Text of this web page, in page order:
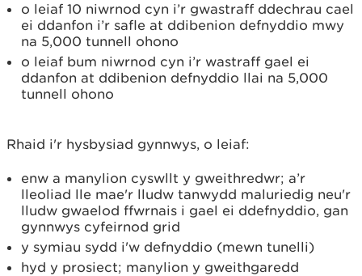
o leiaf 10 niwrnod cyn i’r gwastraff ddechrau cael
ei ddanfon i’r safle at ddibenion defnyddio mwy
na 5,000 tunnell ohono
o leiaf bum niwrnod cyn i’r wastraff gael ei
ddanfon at ddibenion defnyddio llai na 5,000
tunnell ohono
Rhaid i'r hysbysiad gynnwys, o leiaf:
enw a manylion cyswllt y gweithredwr; a’r
lleoliad lle mae'r lludw tanwydd maluriedig neu'r
lludw gwaelod ffwrnais i gael ei ddefnyddio, gan
gynnwys cyfeirnod grid
y symiau sydd i'w defnyddio (mewn tunelli)
hyd y prosiect; manylion y gweithgaredd